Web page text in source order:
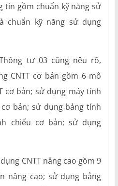
tin gồm chuẩn kỹ năng sử
chuẩn kỹ năng sử dụng
tư 03 cũng nêu rõ,
CNTT cơ bản gồm 6 mô
cơ bản; sử dụng máy tính
bản; sử dụng bảng tính
chiếu cơ bản; sử dụng
CNTT nâng cao gồm 9
nâng cao; sử dụng bảng